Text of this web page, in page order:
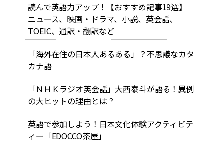
読んで英語力アップ！【おすすめ記事19選】
ニュース、映画・ドラマ、小説、英会話、
TOEIC、通訳・翻訳など
「海外在住の日本人あるある」？不思議なカタ
カナ語
「ＮＨＫラジオ英会話」大西泰斗が語る！異例
の大ヒットの理由とは？
英語で参加しよう！日本文化体験アクティビテ
ィー「EDOCCO茶屋」